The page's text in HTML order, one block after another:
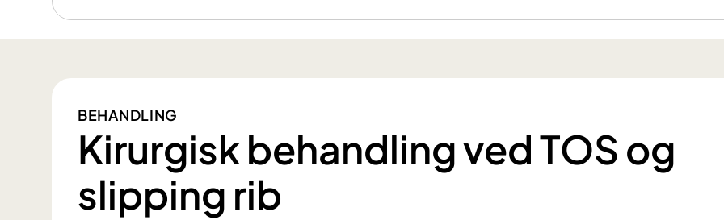
BEHANDLING
Kirurgisk behandling ved TOS og
slipping rib